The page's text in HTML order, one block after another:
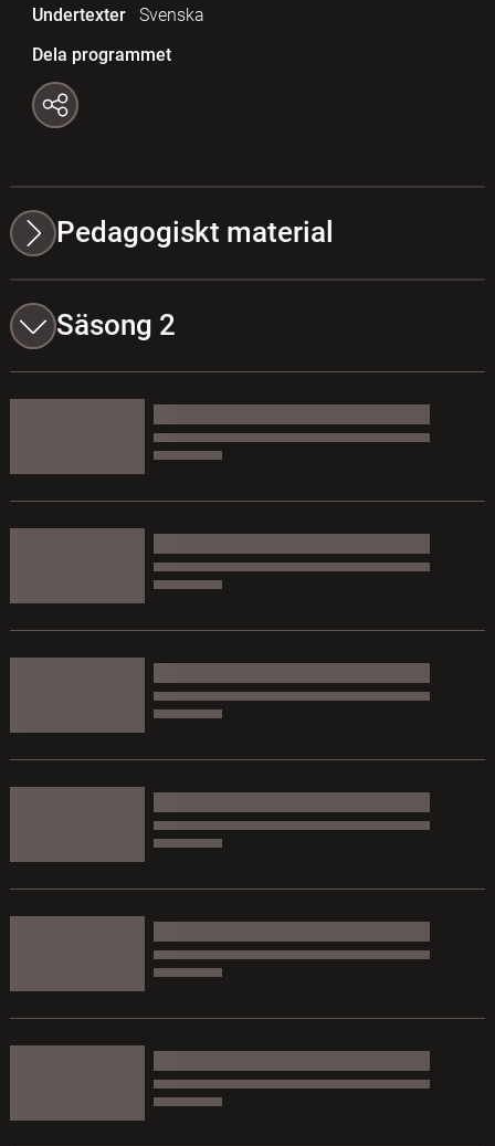
Undertexter
Svenska
Dela programmet
Pedagogiskt material
Säsong 2